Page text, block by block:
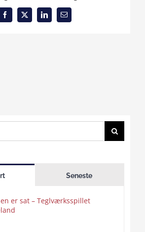
Facebook
X LinkedInEmail
Seneste
er sat – Teglværksspillet